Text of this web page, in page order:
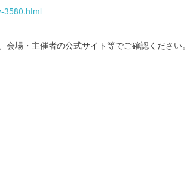
3580.html
場・主催者の公式サイト等でご確認ください。